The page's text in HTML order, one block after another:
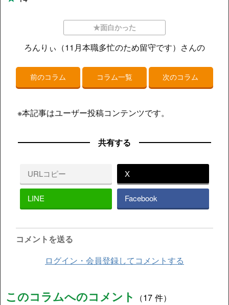
★面白かった
ろんりぃ（11月本職多忙のため留守です）さんの
前のコラム コラム一覧 次のコラム
※本記事はユーザー投稿コンテンツです。
共有する
URLコピー X
LINE Facebook
コメントを送る
ログイン・会員登録してコメントする
このコラムへのコメント （17 件）